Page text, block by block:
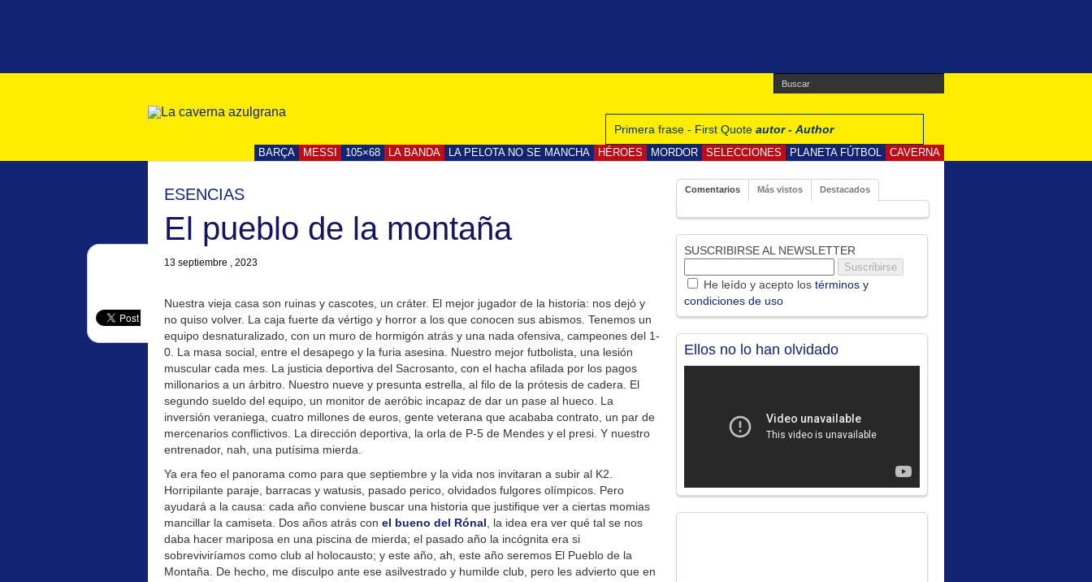
Primera frase - First Quote autor - Author
BARÇA MESSI 105×68 LA BANDA LA PELOTA NO SE MANCHA HÉROES MORDOR SELECCIONES PLANETA FÚTBOL CAVERNA
ESENCIAS
El pueblo de la montaña
13 septiembre , 2023
Nuestra vieja casa son ruinas y cascotes, un cráter. El mejor jugador de la historia: nos dejó y
no quiso volver. La caja fuerte da vértigo y horror a los que conocen sus abismos. Tenemos un
equipo desnaturalizado, con un muro de hormigón atrás y una nada ofensiva, campeones del 1-
0. La masa social, entre el desapego y la furia asesina. Nuestro mejor futbolista, una lesión
muscular cada mes. La justicia deportiva del Sacrosanto, con el hacha afilada por los pagos
millonarios a un árbitro. Nuestro nueve y presunta estrella, al filo de la prótesis de cadera. El
segundo sueldo del equipo, un monitor de aeróbic incapaz de dar un pase al hueco. La
inversión veraniega, cuatro millones de euros, gente veterana que acababa contrato, un par de
mercenarios conflictivos. La dirección deportiva, la orla de P-5 de Mendes y el presi. Y nuestro
entrenador, nah, una putísima mierda.
Ya era feo el panorama como para que septiembre y la vida nos invitaran a subir al K2.
Horripilante paraje, barracas y watusis, pasado perico, olvidados fulgores olímpicos. Pero
ayudará a la causa: cada año conviene buscar una historia que justifique ver a ciertas momias
mancillar la camiseta. Dos años atrás con el bueno del Rónal , la idea era ver qué tal se nos
daba hacer mariposa en una piscina de mierda; el pasado año la incógnita era si
sobreviviríamos como club al holocausto; y este año, ah, este año seremos El Pueblo de la
Montaña. De hecho, me disculpo ante ese asilvestrado y humilde club, pero les advierto que en
Comentarios Más vistos Destacados
SUSCRIBIRSE AL NEWSLETTER
He leído y acepto los términos y
condiciones de uso
Ellos no lo han olvidado